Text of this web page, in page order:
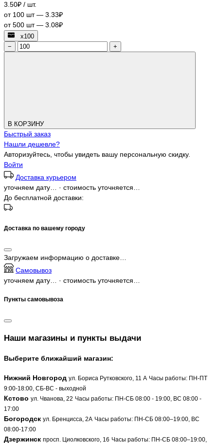
3.50₽ / шт.
от 100 шт — 3.33₽
от 500 шт — 3.08₽
х100
−
+
В КОРЗИНУ
Быстрый заказ
Нашли дешевле?
Авторизуйтесь, чтобы увидеть вашу персональную скидку.
Войти
Доставка курьером
уточняем дату… · стоимость уточняется…
До бесплатной доставки:
Доставка по вашему городу
Загружаем информацию о доставке…
Самовывоз
уточняем дату… · стоимость уточняется…
Пункты самовывоза
Наши магазины и пункты выдачи
Выберите ближайший магазин:
Нижний Новгород ул. Бориса Рутковского, 11 А Часы работы: ПН-ПТ
9:00-18:00, СБ-ВС - выходной
Кстово ул. Чванова, 22 Часы работы: ПН-СБ 08:00 - 19:00, ВС 08:00 -
17:00
Богородск ул. Бренцисса, 2А Часы работы: ПН-СБ 08:00–19:00, ВС
08:00-17:00
Дзержинск просп. Циолковского, 16 Часы работы: ПН-СБ 08:00–19:00,